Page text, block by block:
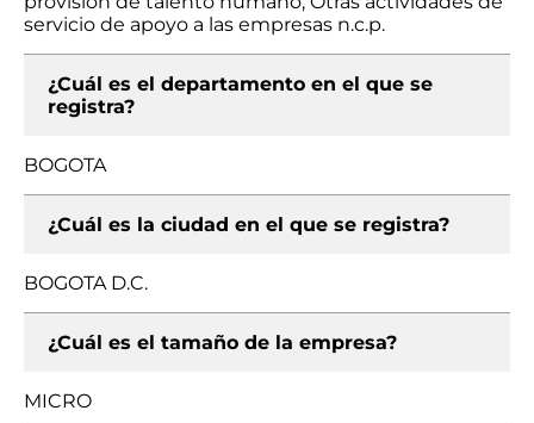
servicio de apoyo a las empresas n.c.p.
¿Cuál es el departamento en el que se
registra?
BOGOTA
¿Cuál es la ciudad en el que se registra?
BOGOTA D.C.
¿Cuál es el tamaño de la empresa?
MICRO